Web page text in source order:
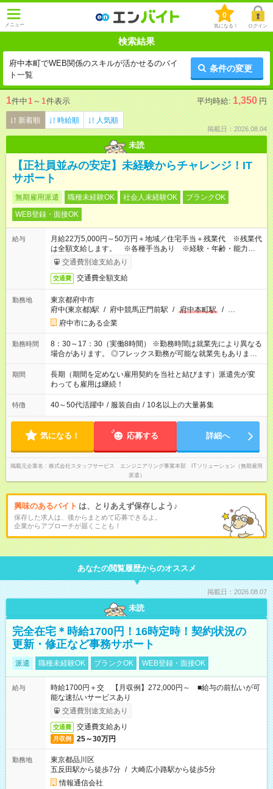
メニュー
0
気になる！ ログイン
検索結果
府中本町でWEB関係のスキルが活かせるのバイ
ト一覧
条件の変更
1件中1 ～ 1件表示 平均時給: 1,350 円
新着順 時給順 人気順
掲載日：2026.08.04
未読
【正社員並みの安定】未経験からチャレンジ！IT
サポート
無期雇用派遣 職種未経験OK 社会人未経験OK
ブランクOK
WEB登録・面接OK
給与
月給22万5,000円～50万円＋地域／住宅手当＋残業代 ※残業代
は全額支給します。 ※各種手当あり ※経験・年齢・能力等を
考慮して加給・優遇します。
交通費別途支給あり
交通費 交通費全額支給
勤務地
東京都府中市
府中(東京都)駅 / 府中競馬正門前駅 / 府中本町駅 / …
府中市にある企業
勤務時間
8：30～17：30（実働8時間） ※勤務時間は就業先により異なる
場合があります。 ◎フレックス勤務が可能な就業先もありま
す。 ◎今よりもさらに働きやすい環境をつくるべく、 働き方
改革に全社をあげて取り組んでいます。
期間
長期（期間を定めない雇用契約を当社と結びます）派遣先が変
わっても雇用は継続！
特徴 40～50代活躍中 / 服装自由 / 10名以上の大量募集
気になる！ 応募する 詳細へ
掲載元企業名
株式会社スタッフサービス エンジニアリング事業本部 ITソリューション（無期雇用
派遣）
興味のあるバイト は、とりあえず保存しよう♪
保存した求人は、後からまとめて応募できるよ。
企業からアプローチが届くことも！
あなたの閲覧履歴からのオススメ
掲載日：2026.08.07
未読
完全在宅＊時給1700円！16時定時！契約状況の
更新・修正など事務サポート
派遣 職種未経験OK ブランクOK WEB登録・面接OK
給与
時給1700円＋交 【月収例】272,000円～ ■給与の前払いが可
能な速払いサービスあり
交通費別途支給あり
交通費 交通費支給あり
月収例 25～30万円
勤務地
東京都品川区
五反田駅から徒歩7分 / 大崎広小路駅から徒歩5分
情報通信会社